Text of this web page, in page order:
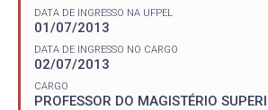
DATA DE INGRESSO NA UFPEL
01/07/2013
DATA DE INGRESSO NO CARGO
02/07/2013
CARGO
PROFESSOR DO MAGISTÉRIO